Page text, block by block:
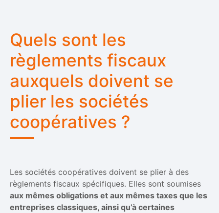
Quels sont les
règlements fiscaux
auxquels doivent se
plier les sociétés
coopératives ?
Les sociétés coopératives doivent se plier à des
règlements fiscaux spécifiques. Elles sont soumises
aux mêmes obligations et aux mêmes taxes que les
entreprises classiques, ainsi qu’à certaines